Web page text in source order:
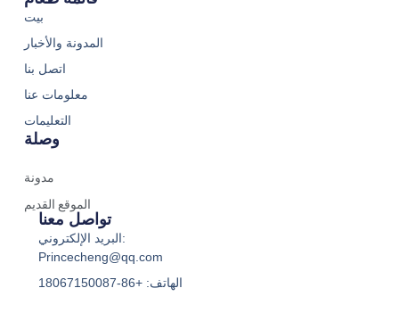
بيت
المدونة والأخبار
اتصل بنا
معلومات عنا
التعليمات
وصلة
مدونة
الموقع القديم
تواصل معنا
البريد الإلكتروني:
Princecheng@qq.com